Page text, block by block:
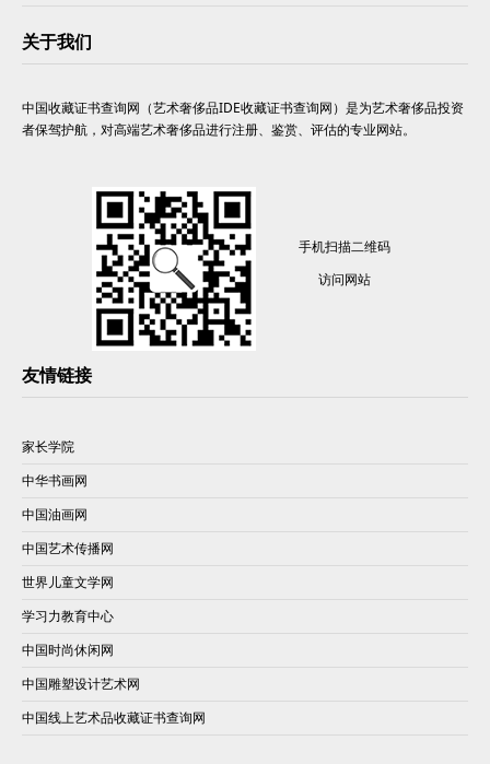
关于我们
中国收藏证书查询网（艺术奢侈品IDE收藏证书查询网）是为艺术奢侈品投资
者保驾护航，对高端艺术奢侈品进行注册、鉴赏、评估的专业网站。
手机扫描二维码
访问网站
友情链接
家长学院
中华书画网
中国油画网
中国艺术传播网
世界儿童文学网
学习力教育中心
中国时尚休闲网
中国雕塑设计艺术网
中国线上艺术品收藏证书查询网